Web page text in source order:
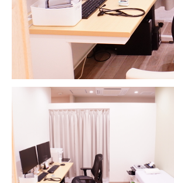
この記事のタイトルとURLをコ